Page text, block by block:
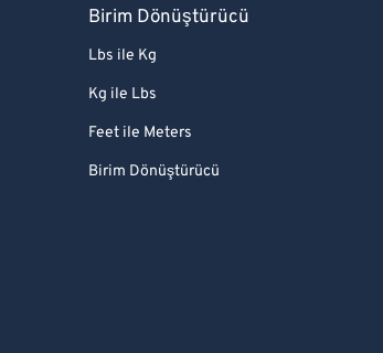
Birim Dönüştürücü
Lbs ile Kg
Kg ile Lbs
Feet ile Meters
Birim Dönüştürücü